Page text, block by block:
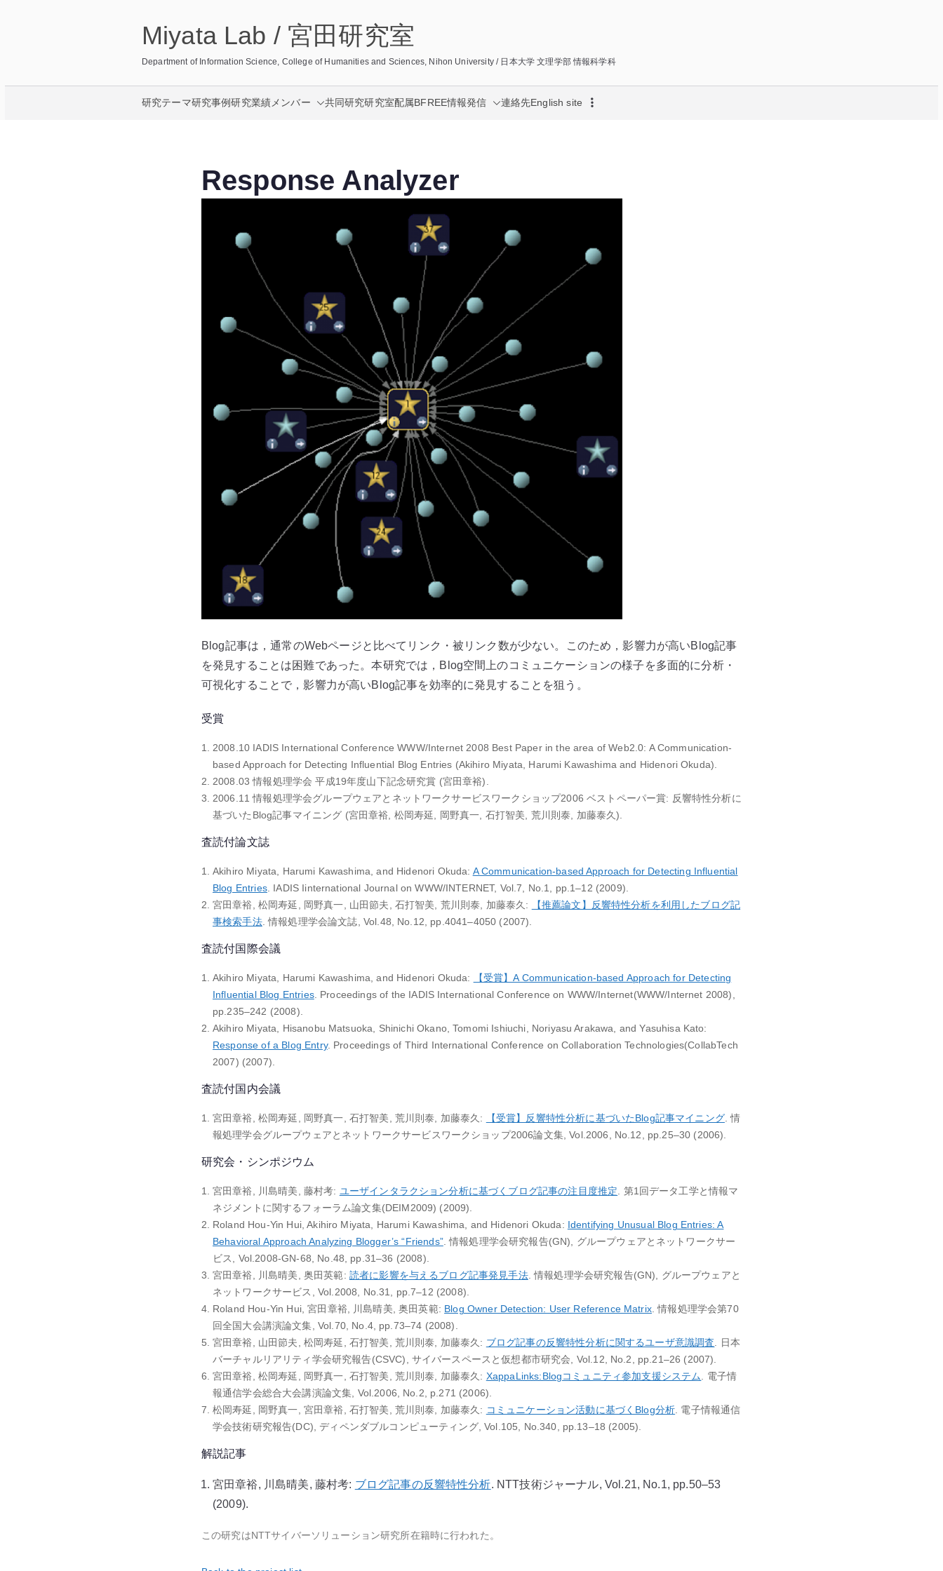
キ
Miyata Lab / 宮田研究室
Department of Information Science, College of Humanities and Sciences, Nihon University / 日本大学 文理学部 情報科学科
研究テーマ研究事例研究業績メンバー 共同研究研究室配属 BFREE情報発信 連絡先English site
Response Analyzer
Blog記事は，通常のWebページと比べてリンク・被リンク数が少ない。このため，影響力が高いBlog記事
を発見することは困難であった。本研究では，Blog空間上のコミュニケーションの様子を多面的に分析・
可視化することで，影響力が高いBlog記事を効率的に発見することを狙う。
受賞
2008.10 IADIS International Conference WWW/Internet 2008 Best Paper in the area of Web2.0: A Communication-
based Approach for Detecting Influential Blog Entries (Akihiro Miyata, Harumi Kawashima and Hidenori Okuda).
2008.03 情報処理学会 平成19年度山下記念研究賞 (宮田章裕).
2006.11 情報処理学会グループウェアとネットワークサービスワークショップ2006 ベストペーパー賞: 反響特性分析に
基づいたBlog記事マイニング (宮田章裕, 松岡寿延, 岡野真一, 石打智美, 荒川則泰, 加藤泰久).
査読付論文誌
Akihiro Miyata, Harumi Kawashima, and Hidenori Okuda: A Communication-based Approach for Detecting Influential
Blog Entries. IADIS Iinternational Journal on WWW/INTERNET, Vol.7, No.1, pp.1–12 (2009).
宮田章裕, 松岡寿延, 岡野真一, 山田節夫, 石打智美, 荒川則泰, 加藤泰久:
【推薦論文】反響特性分析を利用したブログ記
事検索手法. 情報処理学会論文誌, Vol.48, No.12, pp.4041–4050 (2007).
査読付国際会議
Akihiro Miyata, Harumi Kawashima, and Hidenori Okuda:
【受賞】A Communication-based Approach for Detecting
Influential Blog Entries. Proceedings of the IADIS International Conference on WWW/Internet(WWW/Internet 2008),
pp.235–242 (2008).
Akihiro Miyata, Hisanobu Matsuoka, Shinichi Okano, Tomomi Ishiuchi, Noriyasu Arakawa, and Yasuhisa Kato:
Response of a Blog Entry. Proceedings of Third International Conference on Collaboration Technologies(CollabTech
2007) (2007).
査読付国内会議
宮田章裕, 松岡寿延, 岡野真一, 石打智美, 荒川則泰, 加藤泰久: 【受賞】反響特性分析に基づいたBlog記事マイニング. 情
報処理学会グループウェアとネットワークサービスワークショップ2006論文集, Vol.2006, No.12, pp.25–30 (2006).
研究会・シンポジウム
宮田章裕, 川島晴美, 藤村考: ユーザインタラクション分析に基づくブログ記事の注目度推定. 第1回データ工学と情報マ
ネジメントに関するフォーラム論文集(DEIM2009) (2009).
Roland Hou-Yin Hui, Akihiro Miyata, Harumi Kawashima, and Hidenori Okuda: Identifying Unusual Blog Entries: A
Behavioral Approach Analyzing Blogger’s “Friends”. 情報処理学会研究報告(GN), グループウェアとネットワークサー
ビス, Vol.2008-GN-68, No.48, pp.31–36 (2008).
宮田章裕, 川島晴美, 奥田英範: 読者に影響を与えるブログ記事発見手法. 情報処理学会研究報告(GN), グループウェアと
ネットワークサービス, Vol.2008, No.31, pp.7–12 (2008).
Roland Hou-Yin Hui, 宮田章裕, 川島晴美, 奥田英範: Blog Owner Detection: User Reference Matrix. 情報処理学会第70
回全国大会講演論文集, Vol.70, No.4, pp.73–74 (2008).
宮田章裕, 山田節夫, 松岡寿延, 石打智美, 荒川則泰, 加藤泰久: ブログ記事の反響特性分析に関するユーザ意識調査. 日本
バーチャルリアリティ学会研究報告(CSVC), サイバースペースと仮想都市研究会, Vol.12, No.2, pp.21–26 (2007).
宮田章裕, 松岡寿延, 岡野真一, 石打智美, 荒川則泰, 加藤泰久: XappaLinks:Blogコミュニティ参加支援システム. 電子情
報通信学会総合大会講演論文集, Vol.2006, No.2, p.271 (2006).
松岡寿延, 岡野真一, 宮田章裕, 石打智美, 荒川則泰, 加藤泰久: コミュニケーション活動に基づくBlog分析. 電子情報通信
学会技術研究報告(DC), ディペンダブルコンピューティング, Vol.105, No.340, pp.13–18 (2005).
解説記事
宮田章裕, 川島晴美, 藤村考: ブログ記事の反響特性分析. NTT技術ジャーナル, Vol.21, No.1, pp.50–53
(2009).
この研究はNTTサイバーソリューション研究所在籍時に行われた。